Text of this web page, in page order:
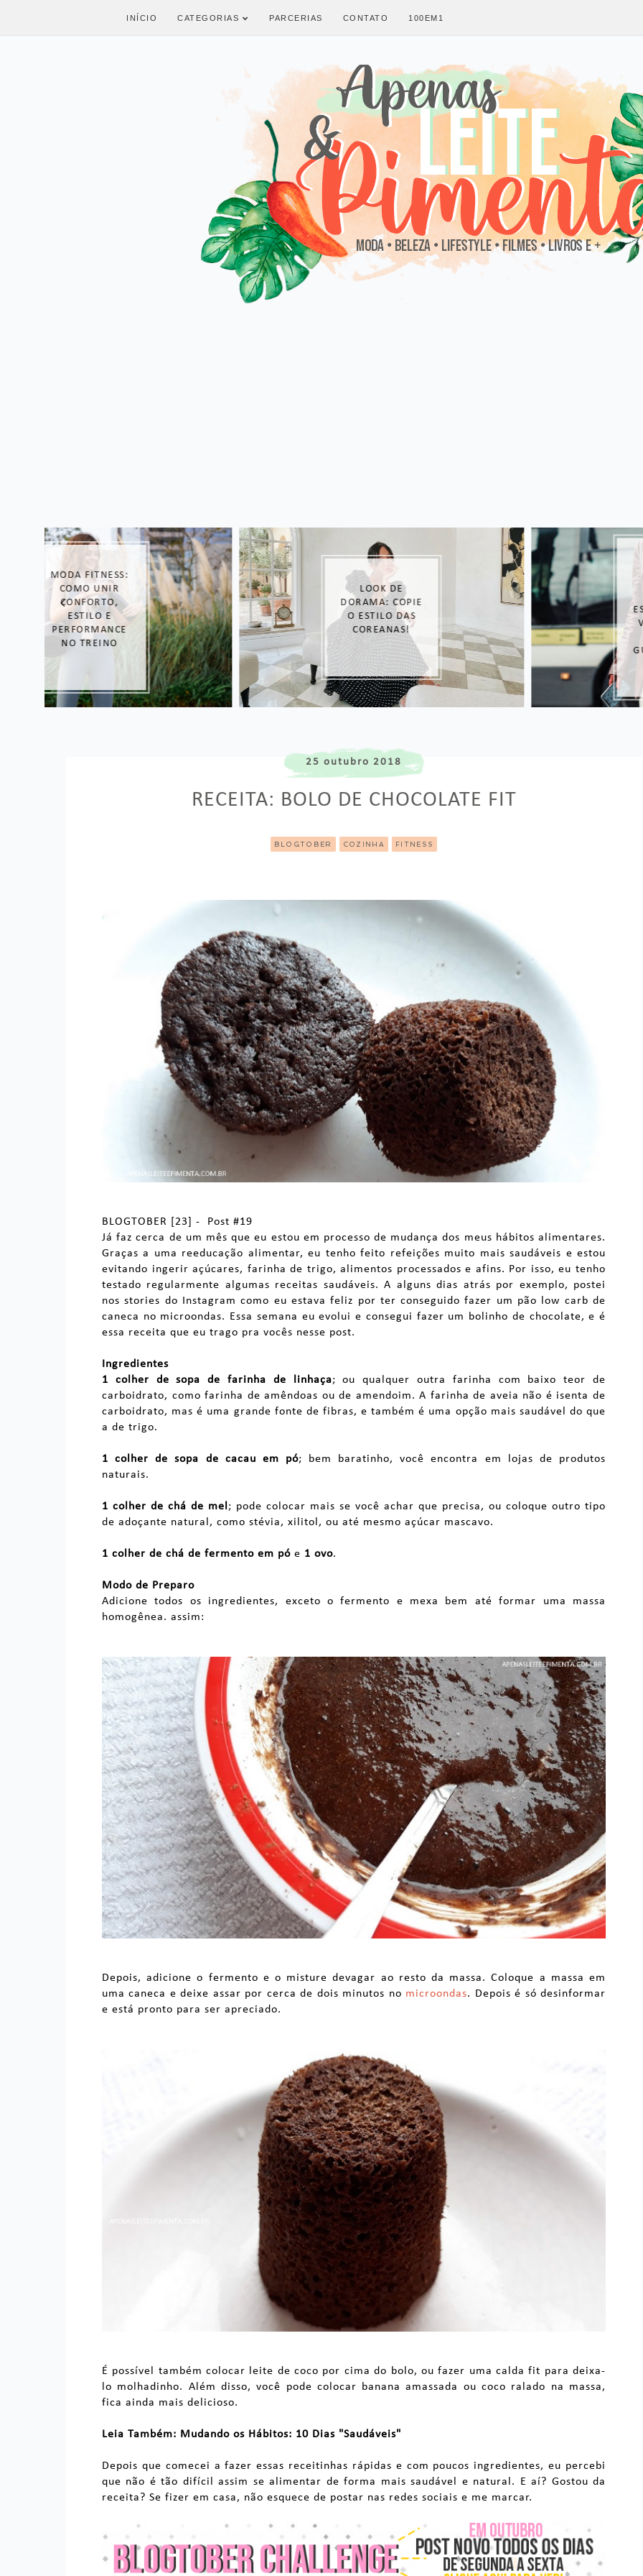
INÍCIO CATEGORIAS PARCERIAS CONTATO 100EM1
LOOK DE
DORAMA: COPIE
O ESTILO DAS
COREANAS!
INVERNO: 3
ESSENCIAIS QUE
VOCÊ PRECISA
TER NO
GUARDA-ROUPA
25 outubro 2018
RECEITA: BOLO DE CHOCOLATE FIT
BLOGTOBER COZINHA FITNESS
BLOGTOBER
[23] - Post #19
Já faz cerca de um mês que eu estou em processo de mudança dos meus hábitos alimentares.
Graças a uma reeducação alimentar, eu tenho feito refeições muito mais saudáveis e estou
evitando ingerir açúcares, farinha de trigo, alimentos processados e afins. Por isso, eu tenho
testado regularmente algumas receitas saudáveis. A alguns dias atrás por exemplo, postei
nos stories do Instagram como eu estava feliz por ter conseguido fazer um pão low carb de
caneca no microondas. Essa semana eu evolui e consegui fazer um bolinho de chocolate, e é
essa receita que eu trago pra vocês nesse post.
Ingredientes
1 colher de sopa de farinha de linhaça; ou qualquer outra farinha com baixo teor de
carboidrato, como farinha de amêndoas ou de amendoim. A farinha de aveia não é isenta de
carboidrato, mas é uma grande fonte de fibras, e também é uma opção mais saudável do que
a de trigo.
1 colher de sopa de cacau em pó; bem baratinho, você encontra em lojas de produtos
naturais.
1 colher de chá de mel ; pode colocar mais se você achar que precisa, ou coloque outro tipo
de adoçante natural, como stévia, xilitol, ou até mesmo açúcar mascavo.
1 colher de chá de fermento em pó e 1 ovo.
Modo de Preparo
Adicione todos os ingredientes, exceto o fermento e mexa bem até formar uma massa
homogênea. assim:
Depois, adicione o fermento e o misture devagar ao resto da massa. Coloque a massa em
uma caneca e deixe assar por cerca de dois minutos no microondas. Depois é só desinformar
e está pronto para ser apreciado.
É possível também colocar leite de coco por cima do bolo, ou fazer uma calda fit para deixa-
lo molhadinho. Além disso, você pode colocar banana amassada ou coco ralado na massa,
fica ainda mais delicioso.
Leia Também: Mudando os Hábitos: 10 Dias "Saudáveis"
Depois que comecei a fazer essas receitinhas rápidas e com poucos ingredientes, eu percebi
que não é tão difícil assim se alimentar de forma mais saudável e natural. E aí? Gostou da
receita? Se fizer em casa, não esquece de postar nas redes sociais e me marcar.